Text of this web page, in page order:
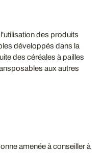
des produits
développés dans la
des céréales à pailles
aux autres
amenée à conseiller à